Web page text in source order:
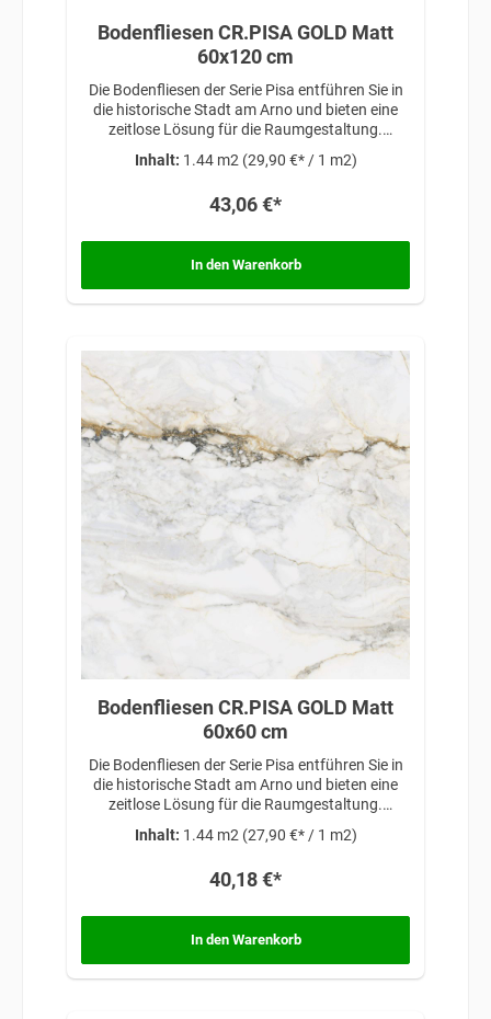
Bodenfliesen CR.PISA GOLD Matt
60x120 cm
Die Bodenfliesen der Serie Pisa entführen Sie in
die historische Stadt am Arno und bieten eine
zeitlose Lösung für die Raumgestaltung.
Inspiriert von klassischer Eleganz und
architektonischer Schönheit, verleihen diese
Atmosphäre, die auf traditionellem Design und
Inhalt: 1.44 m2 (29,90 €* / 1 m2)
43,06 €*
In den Warenkorb
Bodenfliesen CR.PISA GOLD Matt
60x60 cm
Die Bodenfliesen der Serie Pisa entführen Sie in
die historische Stadt am Arno und bieten eine
zeitlose Lösung für die Raumgestaltung.
architektonischer Schönheit, verleihen diese
Atmosphäre, die auf traditionellem Design und
Inhalt: 1.44 m2 (27,90 €* / 1 m2)
40,18 €*
In den Warenkorb